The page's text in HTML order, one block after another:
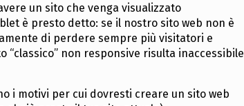
un sito che venga visualizzato
è presto detto: se il nostro sito web non è
di perdere sempre più visitatori e
“classico” non responsive risulta inaccessibile
i motivi per cui dovresti creare un sito web